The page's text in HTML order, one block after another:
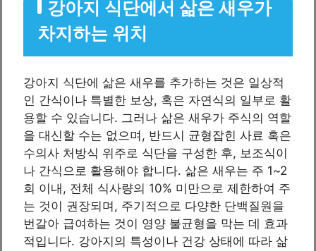
강아지 식단에서 삶은 새우가
차지하는 위치
강아지 식단에 삶은 새우를 추가하는 것은 일상적
인 간식이나 특별한 보상, 혹은 자연식의 일부로 활
용할 수 있습니다. 그러나 삶은 새우가 주식의 역할
을 대신할 수는 없으며, 반드시 균형잡힌 사료 혹은
수의사 처방식 위주로 식단을 구성한 후, 보조식이
나 간식으로 활용해야 합니다. 삶은 새우는 주 1~2
회 이내, 전체 식사량의 10% 미만으로 제한하여 주
는 것이 권장되며, 주기적으로 다양한 단백질원을
번갈아 급여하는 것이 영양 불균형을 막는 데 효과
적입니다. 강아지의 특성이나 건강 상태에 따라 삶